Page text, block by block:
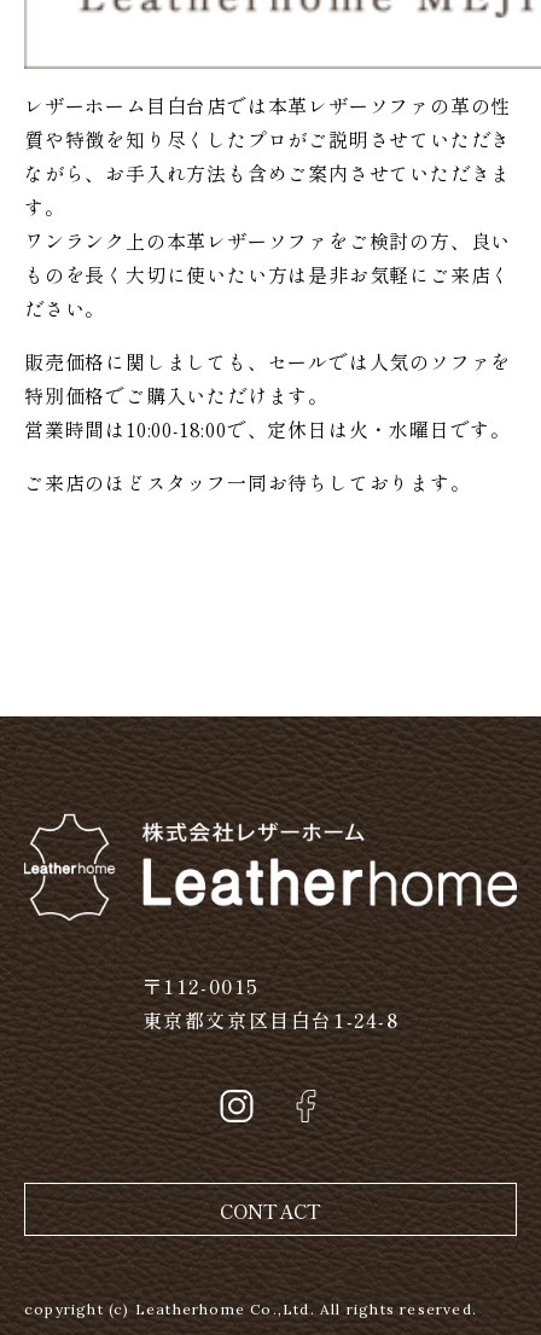
レザーホーム目白台店では本革レザーソファの革の性
質や特徴を知り尽くしたプロがご説明させていただき
ながら、お手入れ方法も含めご案内させていただきま
す。
ワンランク上の本革レザーソファをご検討の方、良い
ものを長く大切に使いたい方は是非お気軽にご来店く
ださい。
販売価格に関しましても、セールでは人気のソファを
特別価格でご購入いただけます。
営業時間は10:00-18:00で、定休日は火・水曜日です。
ご来店のほどスタッフ一同お待ちしております。
〒112-0015
東京都文京区目白台1-24-8
CONTACT
copyright (c) Leatherhome Co.,Ltd. All rights reserved.